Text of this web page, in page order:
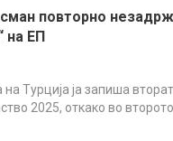
повторно
на ЕП
на Турција ја запиша
2025, откако во